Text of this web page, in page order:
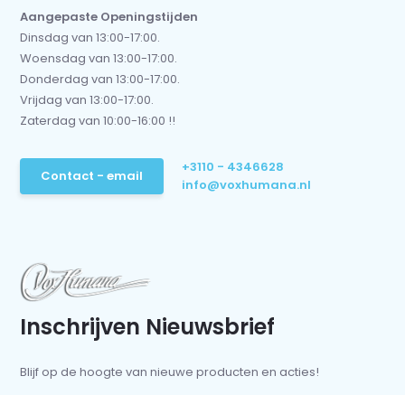
Aangepaste Openingstijden
Dinsdag van 13:00-17:00.
Woensdag van 13:00-17:00.
Donderdag van 13:00-17:00.
Vrijdag van 13:00-17:00.
Zaterdag van 10:00-16:00 !!
Contact - email
+3110 - 4346628
info@voxhumana.nl
Inschrijven Nieuwsbrief
Blijf op de hoogte van nieuwe producten en acties!